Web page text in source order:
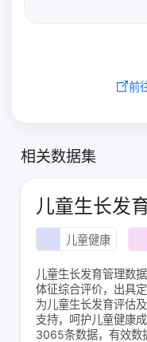
前
相关数据集
儿童生长发
儿童健康
儿童生长发育管理数
体征综合评价，出具
为儿童生长发育评估
支持，呵护儿童健康
3065条数据，有效数